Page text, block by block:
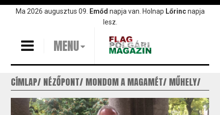
UgrásMa 2026 augusztus 09. Emőd napja van. Holnap Lőrincnapja
lesz.
MENU
CÍMLAP NÉZŐPONT MONDOM A MAGAMÉT MŰHELY